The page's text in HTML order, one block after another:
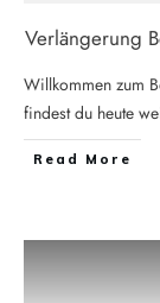
Verlängerung
Willkommen zum
findest du heute
Read More